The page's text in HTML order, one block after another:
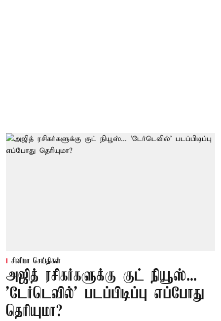
சினிமா செய்திகள்
அஜித் ரசிகர்களுக்கு குட் நியூஸ்...
'டேர்டெவில்' படப்பிடிப்பு எப்போது
தெரியுமா?